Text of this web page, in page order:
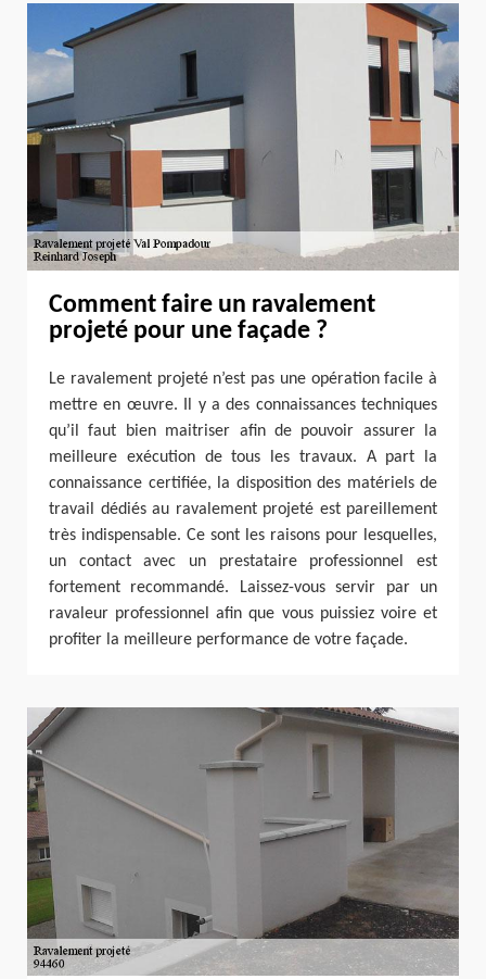
Comment faire un ravalement
projeté pour une façade ?
Le ravalement projeté n’est pas une opération facile à
mettre en œuvre. Il y a des connaissances techniques
qu’il faut bien maitriser afin de pouvoir assurer la
meilleure exécution de tous les travaux. A part la
connaissance certifiée, la disposition des matériels de
travail dédiés au ravalement projeté est pareillement
très indispensable. Ce sont les raisons pour lesquelles,
un contact avec un prestataire professionnel est
fortement recommandé. Laissez-vous servir par un
ravaleur professionnel afin que vous puissiez voire et
profiter la meilleure performance de votre façade.